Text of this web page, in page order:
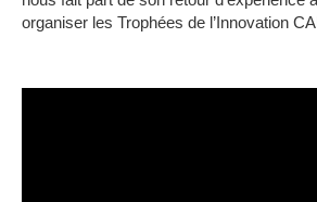
organiser les Trophées de l’Innovation